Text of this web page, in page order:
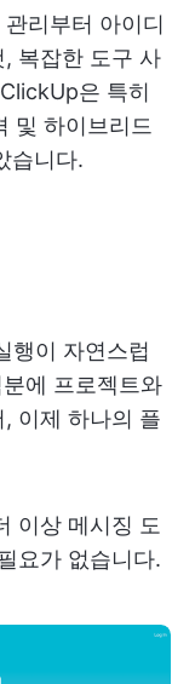
리부터 아이디
복잡한 도구 사
은 특히
및 하이브리드
습니다.
행이 자연스럽
분에 프로젝트와
이제 하나의 플
이상 메시징 도
요가 없습니다.